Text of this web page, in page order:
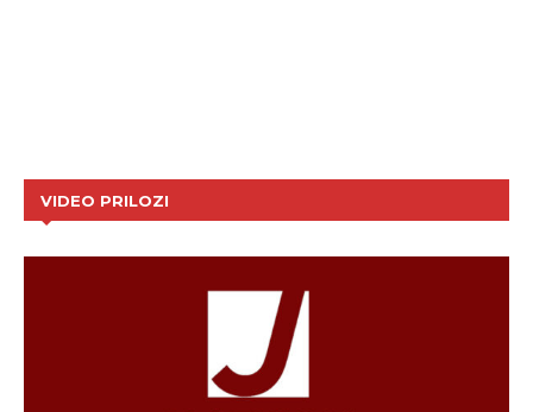
VIDEO PRILOZI